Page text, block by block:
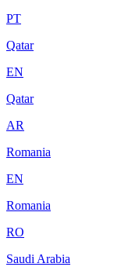
PT
Qatar
EN
Qatar
AR
Romania
EN
Romania
RO
Saudi Arabia